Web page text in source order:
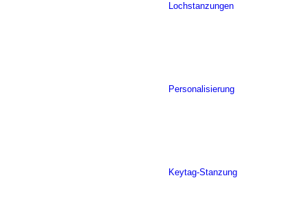
Lochstanzungen
Personalisierung
Keytag-Stanzung